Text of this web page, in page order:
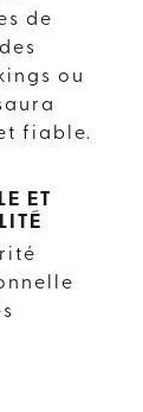
de
ou
fiable.
ET